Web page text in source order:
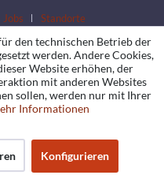
Jobs Standorte
den technischen Betrieb der
werden. Andere Cookies,
Website erhöhen, der
mit anderen Websites
sollen, werden nur mit Ihrer
Informationen
Konfigurieren